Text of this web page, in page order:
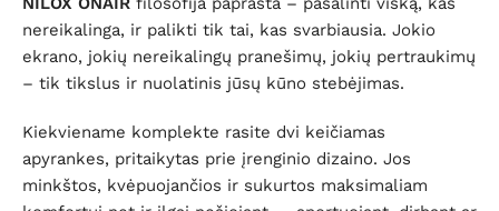
nereikalinga, ir palikti tik tai, kas svarbiausia. Jokio
ekrano, jokių nereikalingų pranešimų, jokių pertraukimų
– tik tikslus ir nuolatinis jūsų kūno stebėjimas.
Kiekviename komplekte rasite dvi keičiamas
apyrankes, pritaikytas prie įrenginio dizaino. Jos
minkštos, kvėpuojančios ir sukurtos maksimaliam